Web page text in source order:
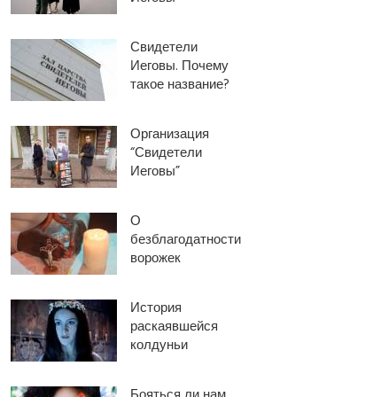
Свидетели
Иеговы. Почему
такое название?
Организация
“Свидетели
Иеговы”
О
безблагодатности
ворожек
История
раскаявшейся
колдуньи